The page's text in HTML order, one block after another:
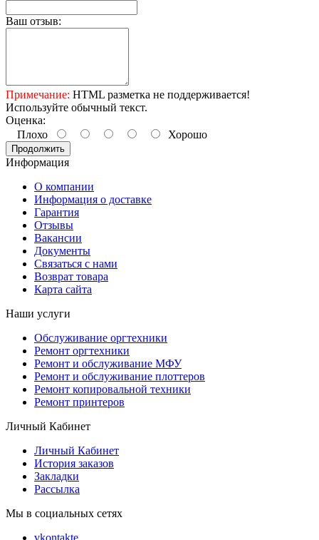
Ваш отзыв:
Примечание: HTML разметка не поддерживается!
Используйте обычный текст.
Оценка:
Плохо
Хорошо
Продолжить
Информация
О компании
Информация о доставке
Гарантия
Отзывы
Вакансии
Документы
Связаться с нами
Возврат товара
Карта сайта
Наши услуги
Обслуживание оргтехники
Ремонт оргтехники
Ремонт и обслуживание МФУ
Ремонт и обслуживание плоттеров
Ремонт копировальной техники
Ремонт принтеров
Личный Кабинет
Личный Кабинет
История заказов
Закладки
Рассылка
Мы в социальных сетях
vkontakte